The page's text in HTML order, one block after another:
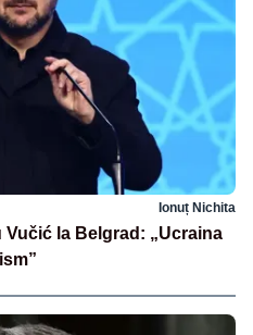
Ionuț Nichita
la Belgrad: „Ucraina